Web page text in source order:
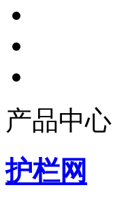
产品中心
护栏网